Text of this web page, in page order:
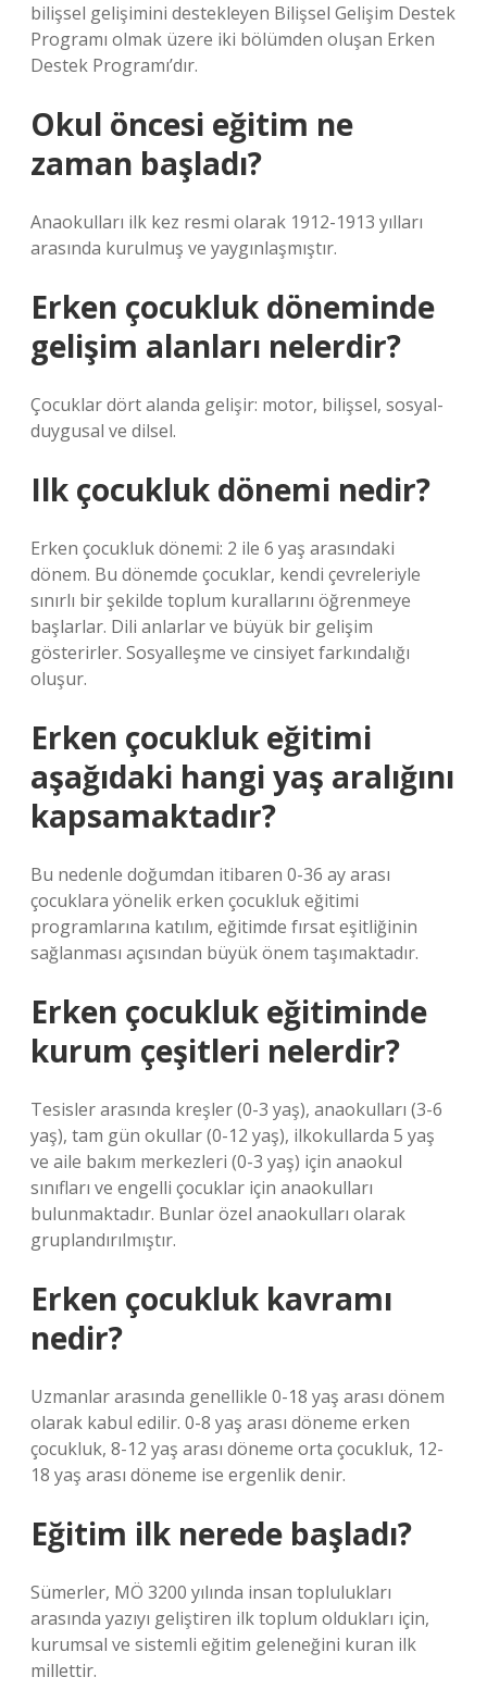
bilişsel gelişimini destekleyen Bilişsel Gelişim Destek
Programı olmak üzere iki bölümden oluşan Erken
Destek Programı’dır.
Okul öncesi eğitim ne
zaman başladı?
Anaokulları ilk kez resmi olarak 1912-1913 yılları
arasında kurulmuş ve yaygınlaşmıştır.
Erken çocukluk döneminde
gelişim alanları nelerdir?
Çocuklar dört alanda gelişir: motor, bilişsel, sosyal-
duygusal ve dilsel.
Ilk çocukluk dönemi nedir?
Erken çocukluk dönemi: 2 ile 6 yaş arasındaki
dönem. Bu dönemde çocuklar, kendi çevreleriyle
sınırlı bir şekilde toplum kurallarını öğrenmeye
başlarlar. Dili anlarlar ve büyük bir gelişim
gösterirler. Sosyalleşme ve cinsiyet farkındalığı
oluşur.
Erken çocukluk eğitimi
aşağıdaki hangi yaş aralığını
kapsamaktadır?
Bu nedenle doğumdan itibaren 0-36 ay arası
çocuklara yönelik erken çocukluk eğitimi
programlarına katılım, eğitimde fırsat eşitliğinin
sağlanması açısından büyük önem taşımaktadır.
Erken çocukluk eğitiminde
kurum çeşitleri nelerdir?
Tesisler arasında kreşler (0-3 yaş), anaokulları (3-6
yaş), tam gün okullar (0-12 yaş), ilkokullarda 5 yaş
ve aile bakım merkezleri (0-3 yaş) için anaokul
sınıfları ve engelli çocuklar için anaokulları
bulunmaktadır. Bunlar özel anaokulları olarak
gruplandırılmıştır.
Erken çocukluk kavramı
nedir?
Uzmanlar arasında genellikle 0-18 yaş arası dönem
olarak kabul edilir. 0-8 yaş arası döneme erken
çocukluk, 8-12 yaş arası döneme orta çocukluk, 12-
18 yaş arası döneme ise ergenlik denir.
Eğitim ilk nerede başladı?
Sümerler, MÖ 3200 yılında insan toplulukları
arasında yazıyı geliştiren ilk toplum oldukları için,
kurumsal ve sistemli eğitim geleneğini kuran ilk
millettir.